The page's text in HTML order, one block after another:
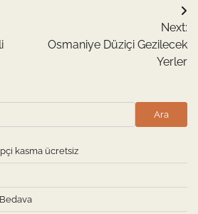
Next:
Osmaniye Düziçi Gezilecek
Yerler
Ara
kasma ücretsiz